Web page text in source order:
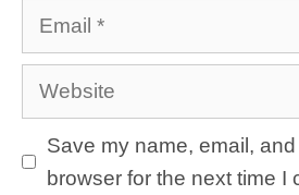
Email
Website
Save my name, email,
browser for the next time I